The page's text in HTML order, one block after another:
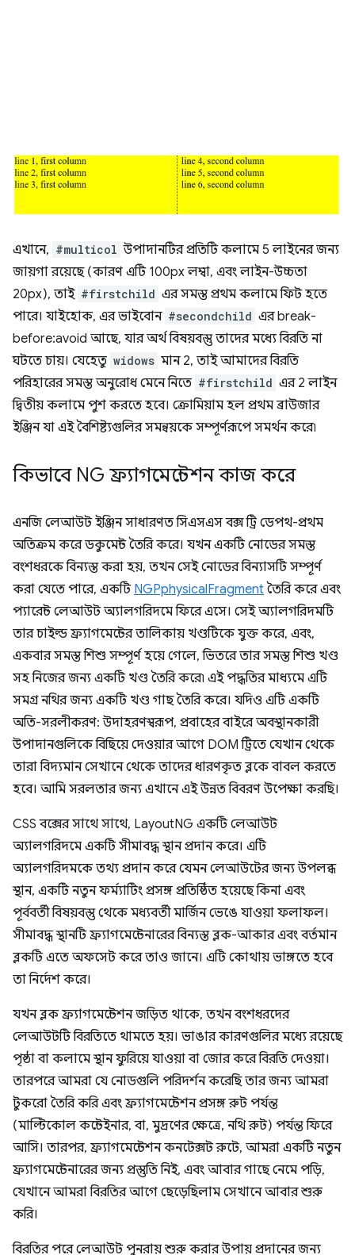
এখানে, #multicol উপাদানটির প্রতিটি কলামে 5 লাইনের জন্য
জায়গা রয়েছে (কারণ এটি 100px লম্বা, এবং লাইন-উচ্চতা
20px), তাই #firstchild এর সমস্ত প্রথম কলামে ফিট হতে
পারে। যাইহোক, এর ভাইবোন #secondchild এর break-
before:avoid আছে, যার অর্থ বিষয়বস্তু তাদের মধ্যে বিরতি না
ঘটতে চায়। যেহেতু widows মান 2, তাই আমাদের বিরতি
পরিহারের সমস্ত অনুরোধ মেনে নিতে #firstchild এর 2 লাইন
দ্বিতীয় কলামে পুশ করতে হবে। ক্রোমিয়াম হল প্রথম ব্রাউজার
ইঞ্জিন যা এই বৈশিষ্ট্যগুলির সমন্বয়কে সম্পূর্ণরূপে সমর্থন করে৷
কিভাবে NG ফ্র্যাগমেন্টেশন কাজ করে
এনজি লেআউট ইঞ্জিন সাধারণত সিএসএস বক্স ট্রি ডেপথ-প্রথম
অতিক্রম করে ডকুমেন্ট তৈরি করে। যখন একটি নোডের সমস্ত
বংশধরকে বিন্যস্ত করা হয়, তখন সেই নোডের বিন্যাসটি সম্পূর্ণ
করা যেতে পারে, একটি NGPphysicalFragment তৈরি করে এবং
প্যারেন্ট লেআউট অ্যালগরিদমে ফিরে এসে। সেই অ্যালগরিদমটি
তার চাইল্ড ফ্র্যাগমেন্টের তালিকায় খণ্ডটিকে যুক্ত করে, এবং,
একবার সমস্ত শিশু সম্পূর্ণ হয়ে গেলে, ভিতরে তার সমস্ত শিশু খণ্ড
সহ নিজের জন্য একটি খণ্ড তৈরি করে৷ এই পদ্ধতির মাধ্যমে এটি
সমগ্র নথির জন্য একটি খণ্ড গাছ তৈরি করে। যদিও এটি একটি
অতি-সরলীকরণ: উদাহরণস্বরূপ, প্রবাহের বাইরে অবস্থানকারী
উপাদানগুলিকে বিছিয়ে দেওয়ার আগে DOM ট্রিতে যেখান থেকে
তারা বিদ্যমান সেখানে থেকে তাদের ধারণকৃত ব্লকে বাবল করতে
হবে। আমি সরলতার জন্য এখানে এই উন্নত বিবরণ উপেক্ষা করছি।
CSS বক্সের সাথে সাথে, LayoutNG একটি লেআউট
অ্যালগরিদমে একটি সীমাবদ্ধ স্থান প্রদান করে। এটি
অ্যালগরিদমকে তথ্য প্রদান করে যেমন লেআউটের জন্য উপলব্ধ
স্থান, একটি নতুন ফর্ম্যাটিং প্রসঙ্গ প্রতিষ্ঠিত হয়েছে কিনা এবং
পূর্ববর্তী বিষয়বস্তু থেকে মধ্যবর্তী মার্জিন ভেঙে যাওয়া ফলাফল।
সীমাবদ্ধ স্থানটি ফ্র্যাগমেন্টেনারের বিন্যস্ত ব্লক-আকার এবং বর্তমান
ব্লকটি এতে অফসেট করে তাও জানে। এটি কোথায় ভাঙ্গতে হবে
তা নির্দেশ করে।
যখন ব্লক ফ্র্যাগমেন্টেশন জড়িত থাকে, তখন বংশধরদের
লেআউটটি বিরতিতে থামতে হয়। ভাঙার কারণগুলির মধ্যে রয়েছে
পৃষ্ঠা বা কলামে স্থান ফুরিয়ে যাওয়া বা জোর করে বিরতি দেওয়া।
তারপরে আমরা যে নোডগুলি পরিদর্শন করেছি তার জন্য আমরা
টুকরো তৈরি করি এবং ফ্র্যাগমেন্টেশন প্রসঙ্গ রুট পর্যন্ত
(মাল্টিকোল কন্টেইনার, বা, মুদ্রণের ক্ষেত্রে, নথি রুট) পর্যন্ত ফিরে
আসি। তারপর, ফ্র্যাগমেন্টেশন কনটেক্সট রুটে, আমরা একটি নতুন
ফ্র্যাগমেন্টেনারের জন্য প্রস্তুতি নিই, এবং আবার গাছে নেমে পড়ি,
যেখানে আমরা বিরতির আগে ছেড়েছিলাম সেখানে আবার শুরু
করি।
বিরতির পরে লেআউট পুনরায় শুরু করার উপায় প্রদানের জন্য